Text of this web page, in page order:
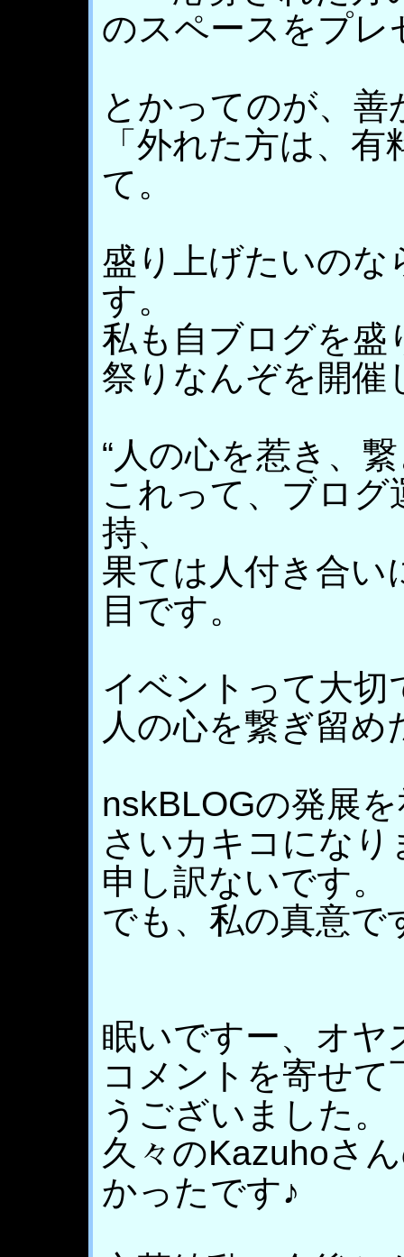
のスペースをプレ
とかってのが、
「外れた方は、
て。
盛り上げたいのな
す。
私も自ブログを盛
祭りなんぞを開催
“人の心を惹き、
これって、ブロ
持、
果ては人付き合い
目です。
イベントって大切
人の心を繋ぎ留
nskBLOGの発展
さいカキコになり
申し訳ないです。
でも、私の真意で
眠いですー、オヤ
コメントを寄せ
うございました。
久々のKazuhoさ
かったです♪